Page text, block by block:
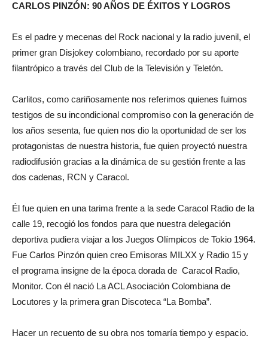
CARLOS PINZÓN: 90 AÑOS DE ÉXITOS Y LOGROS
Es el padre y mecenas del Rock nacional y la radio juvenil, el
primer gran Disjokey colombiano, recordado por su aporte
filantrópico a través del Club de la Televisión y Teletón.
Carlitos, como cariñosamente nos referimos quienes fuimos
testigos de su incondicional compromiso con la generación de
los años sesenta, fue quien nos dio la oportunidad de ser los
protagonistas de nuestra historia, fue quien proyectó nuestra
radiodifusión gracias a la dinámica de su gestión frente a las
dos cadenas, RCN y Caracol.
Él fue quien en una tarima frente a la sede Caracol Radio de la
calle 19, recogió los fondos para que nuestra delegación
deportiva pudiera viajar a los Juegos Olímpicos de Tokio 1964.
Fue Carlos Pinzón quien creo Emisoras MILXX y Radio 15 y
el programa insigne de la época dorada de Caracol Radio,
Monitor. Con él nació La ACL Asociación Colombiana de
Locutores y la primera gran Discoteca “La Bomba”.
Hacer un recuento de su obra nos tomaría tiempo y espacio.